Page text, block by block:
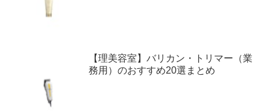
【理美容室】バリカン・トリマー（業
務用）のおすすめ20選まとめ